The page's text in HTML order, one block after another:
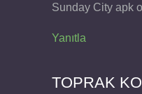
Sunday City apk
Yanıtla
TOPRAK